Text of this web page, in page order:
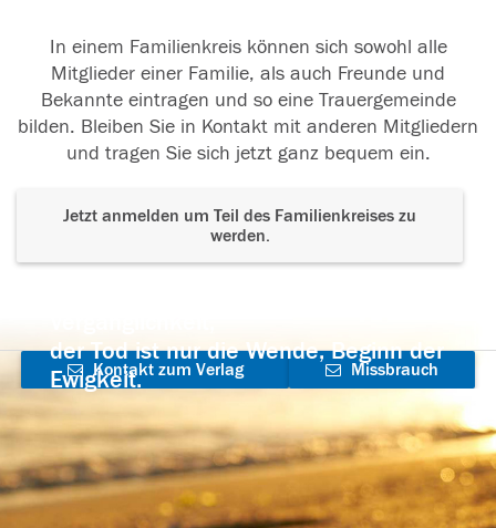
In einem Familienkreis können sich sowohl alle
Mitglieder einer Familie, als auch Freunde und
Bekannte eintragen und so eine Trauergemeinde
bilden. Bleiben Sie in Kontakt mit anderen Mitgliedern
und tragen Sie sich jetzt ganz bequem ein.
Jetzt anmelden um Teil des Familienkreises zu
werden.
der Tod ist nur die Wende, Beginn der
Ewigkeit.
Kontakt zum Verlag
aufnehmen
Missbrauch